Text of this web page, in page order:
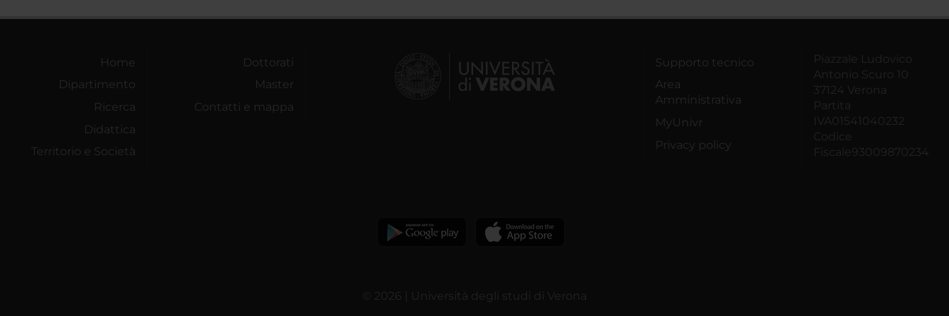
Home
Dipartimento
Ricerca
Didattica
Territorio e Società
Dottorati
Master
Contatti e mappa
Supporto tecnico
Area
Amministrativa
MyUnivr
Privacy policy
Piazzale Ludovico
Antonio Scuro 10
37124 Verona
Partita
IVA01541040232
Codice
Fiscale93009870234
© 2026 | Università degli studi di Verona